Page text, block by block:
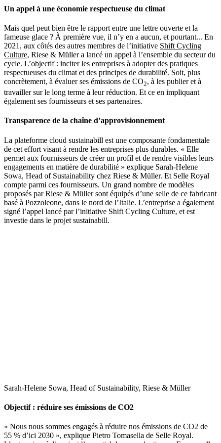
Un appel à une économie respectueuse du climat
Mais quel peut bien être le rapport entre une lettre ouverte et la
fameuse glace ? À première vue, il n’y en a aucun, et pourtant... En
2021, aux côtés des autres membres de l’initiative Shift Cycling
Culture, Riese & Müller a lancé un appel à l’ensemble du secteur du
cycle. L’objectif : inciter les entreprises à adopter des pratiques
respectueuses du climat et des principes de durabilité. Soit, plus
concrètement, à évaluer ses émissions de CO2, à les publier et à
travailler sur le long terme à leur réduction. Et ce en impliquant
également ses fournisseurs et ses partenaires.
Transparence de la chaîne d’approvisionnement
La plateforme cloud sustainabill est une composante fondamentale
de cet effort visant à rendre les entreprises plus durables. « Elle
permet aux fournisseurs de créer un profil et de rendre visibles leurs
engagements en matière de durabilité » explique Sarah-Helene
Sowa, Head of Sustainability chez Riese & Müller. Et Selle Royal
compte parmi ces fournisseurs. Un grand nombre de modèles
proposés par Riese & Müller sont équipés d’une selle de ce fabricant
basé à Pozzoleone, dans le nord de l’Italie. L’entreprise a également
signé l’appel lancé par l’initiative Shift Cycling Culture, et est
investie dans le projet sustainabill.
Sarah-Helene Sowa, Head of Sustainability, Riese & Müller
Objectif : réduire ses émissions de CO2
« Nous nous sommes engagés à réduire nos émissions de CO2 de
55 % d’ici 2030 », explique Pietro Tomasella de Selle Royal.